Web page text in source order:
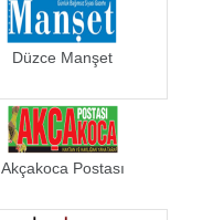
Düzce Manşet
Akçakoca Postası